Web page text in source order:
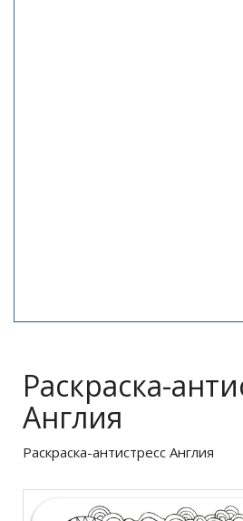
Раскраска-
Англия
Раскраска-антистресс Англия